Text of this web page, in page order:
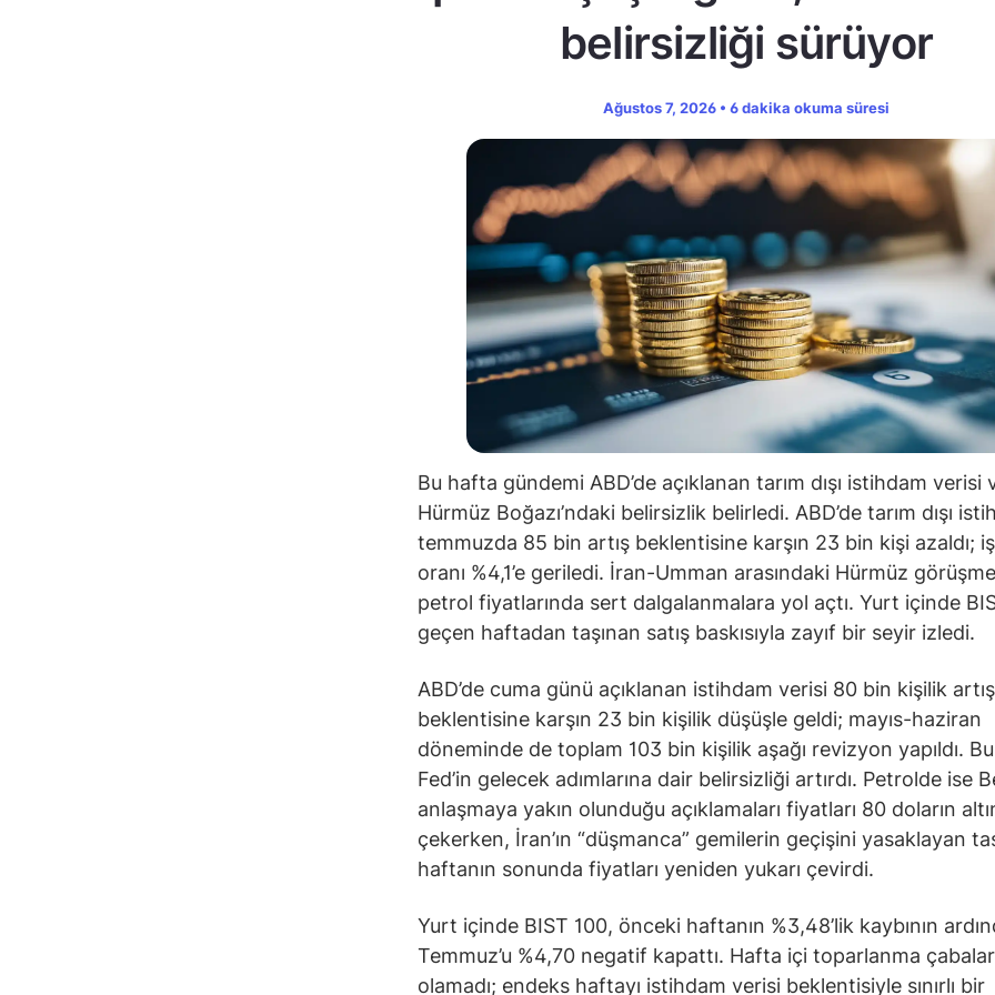
belirsizliği sürüyor
Ağustos 7, 2026 • 6 dakika okuma süresi
Bu hafta gündemi ABD’de açıklanan tarım dışı istihdam verisi
Hürmüz Boğazı’ndaki belirsizlik belirledi. ABD’de tarım dışı
temmuzda 85 bin artış beklentisine karşın 23 bin kişi azaldı;
oranı %4,1’e geriledi. İran-Umman arasındaki Hürmüz
petrol fiyatlarında sert dalgalanmalara yol açtı. Yurt içinde
geçen haftadan taşınan satış baskısıyla zayıf bir seyir izledi.
ABD’de cuma günü açıklanan istihdam verisi 80 bin kişilik artış
beklentisine karşın 23 bin kişilik düşüşle geldi; mayıs-haziran
döneminde de toplam 103 bin kişilik aşağı revizyon yapıldı.
Fed’in gelecek adımlarına dair belirsizliği artırdı. Petrolde ise
anlaşmaya yakın olunduğu açıklamaları fiyatları 80 doların
çekerken, İran’ın “düşmanca” gemilerin geçişini yasaklayan
haftanın sonunda fiyatları yeniden yukarı çevirdi.
Yurt içinde BIST 100, önceki haftanın %3,48’lik kaybının
Temmuz’u %4,70 negatif kapattı. Hafta içi toparlanma çabaları
olamadı; endeks haftayı istihdam verisi beklentisiyle sınırlı bir